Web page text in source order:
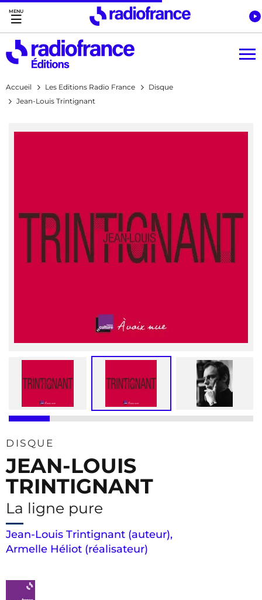
Accès direct :
Menu principal
Contenu
Accueil Les Editions Radio France
Disque
Jean-Louis Trintignant
DISQUE
JEAN-LOUIS
TRINTIGNANT
La ligne pure
Jean-Louis Trintignant (auteur),
Armelle Héliot (réalisateur)